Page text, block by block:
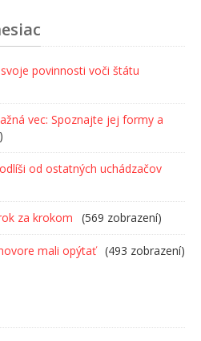
povinnosti voči štátu
vec: Spoznajte jej formy a
od ostatných uchádzačov
za krokom (569 zobrazení)
mali opýtať (493 zobrazení)